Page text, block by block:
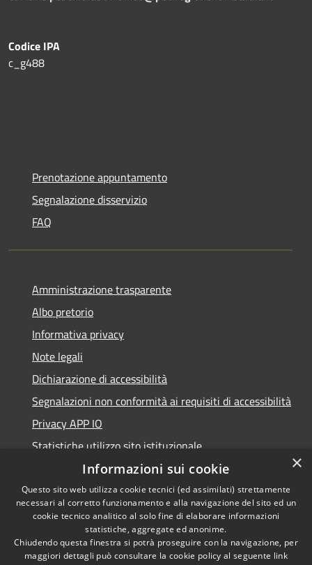
Codice IPA
c_g488
Prenotazione appuntamento
Segnalazione disservizio
FAQ
Amministrazione trasparente
Albo pretorio
Informativa privacy
Note legali
Dichiarazione di accessibilità
Segnalazioni non conformità ai requisiti di accessibilità
Privacy APP IO
Statistiche utilizzo sito istituzionale
Qualità dei Servizi Comunali
RSS
Accessibilità
Copyright © 2023 •
Città di Peschiera
×
Informazioni sui cookie
Questo sito web utilizza cookie tecnici (ed assimilati) strettamente
necessari al corretto funzionamento e alla navigazione del sito ed un
cookie tecnico analitico al solo fine di elaborare informazioni
statistiche, aggregate ed anonime.
Chiudendo questa finestra si potrà proseguire con la navigazione, per
maggiori dettagli può consultare la cookie policy al seguente link